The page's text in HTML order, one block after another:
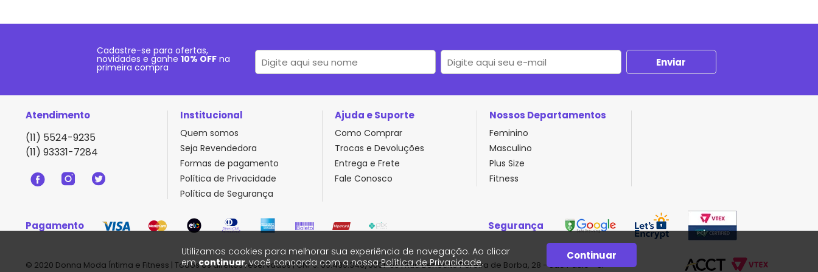
Cadastre-se para ofertas,
novidades e ganhe 10% OFF na
primeira compra
Atendimento
(11) 5524-9235
(11) 93331-7284
Institucional
Quem somos
Seja Revendedora
Formas de pagamento
Política de Privacidade
Política de Segurança
Ajuda e Suporte
Como Comprar
Trocas e Devoluções
Entrega e Frete
Fale Conosco
Nossos Departamentos
Feminino
Masculino
Plus Size
Fitness
Pagamento Segurança
© 2020 Donna Moda Íntima e Fitness | Todos os direitos reservados | CNPJ: 09.439.346/0001-65 | Rua Benedito Pereira de Borba, 28 - São Paulo - SP
Utilizamos cookies para melhorar sua experiência de navegação. Ao clicar
emcontinuar, você concorda com a nossaPolítica de Privacidade.
Continuar